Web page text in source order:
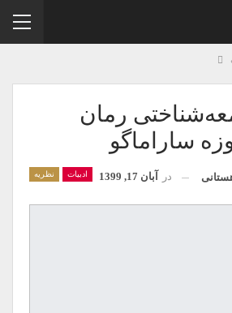
رمان
ساراماگو
ادبیات نظریه درآبان 17, 1399